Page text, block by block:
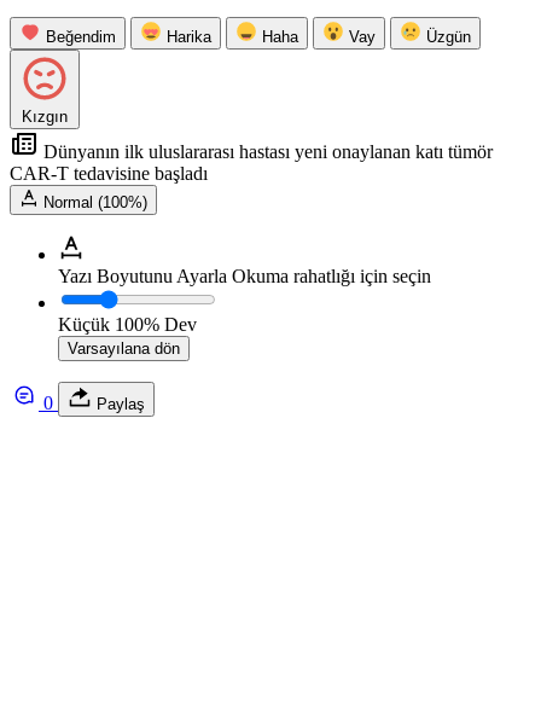
Beğendim Harika Haha Vay Üzgün
Kızgın
Dünyanın ilk uluslararası hastası yeni onaylanan katı tümör
CAR-T tedavisine başladı
Normal (100%)
Yazı Boyutunu Ayarla Okuma rahatlığı için seçin
Küçük 100% Dev
Varsayılana dön
0 Paylaş